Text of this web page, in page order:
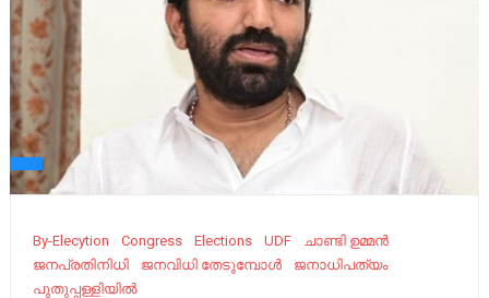
By-Elecytion Congress Elections UDF
ചാണ്ടി ഉമ്മൻ
ജനപ്രതിനിധി
ജനവിധി തേടുമ്പോൾ
ജനാധിപത്യം
പുതുപ്പള്ളിയിൽ